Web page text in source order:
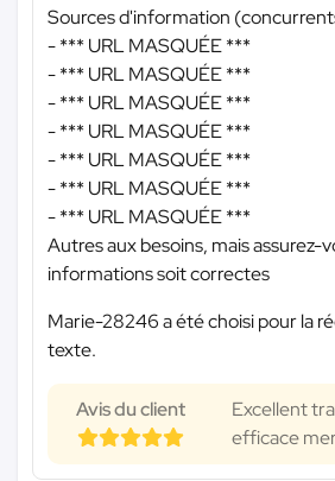
Sources d'information
-*** URL MASQUÉE ***
-*** URL MASQUÉE ***
-*** URL MASQUÉE ***
-*** URL MASQUÉE ***
-*** URL MASQUÉE ***
-*** URL MASQUÉE ***
-*** URL MASQUÉE ***
Autres aux besoins, mais assurez-
informations soit correctes
Marie-28246 a été choisi pour la
texte.
Avis du client
Excellent
efficace